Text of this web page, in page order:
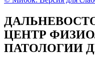
ЦЕНТР
ПАТОЛОГИИ